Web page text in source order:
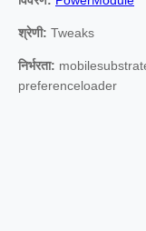
श्रेणी: Tweaks
निर्भरता:
preferenceloader